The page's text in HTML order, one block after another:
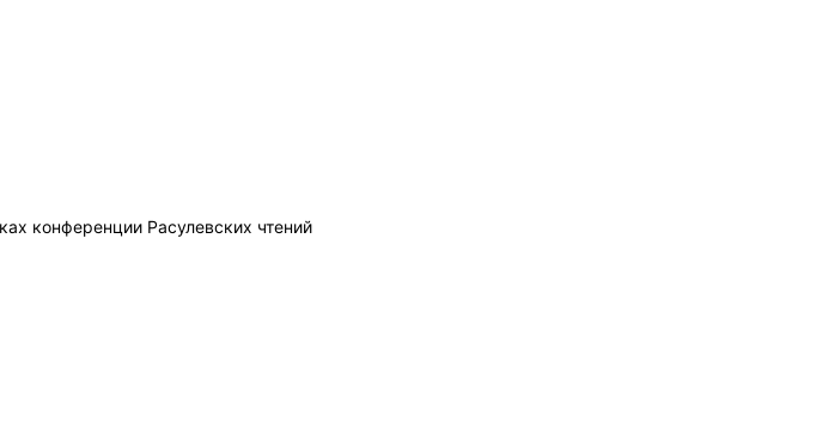
конференции Расулевских чтений